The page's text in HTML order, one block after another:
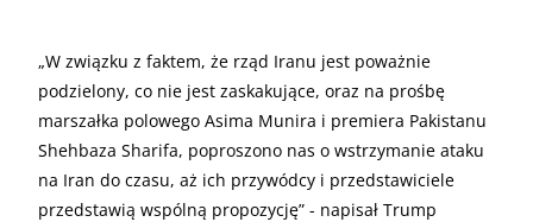
„W związku z faktem, że rząd Iranu jest poważnie
podzielony, co nie jest zaskakujące, oraz na prośbę
marszałka polowego Asima Munira i premiera Pakistanu
Shehbaza Sharifa, poproszono nas o wstrzymanie ataku
na Iran do czasu, aż ich przywódcy i przedstawiciele
przedstawią wspólną propozycję” - napisał Trump